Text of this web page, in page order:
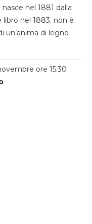
nel 1881 dalla
libro nel 1883. non è
un’anima di legno
ore 15.30